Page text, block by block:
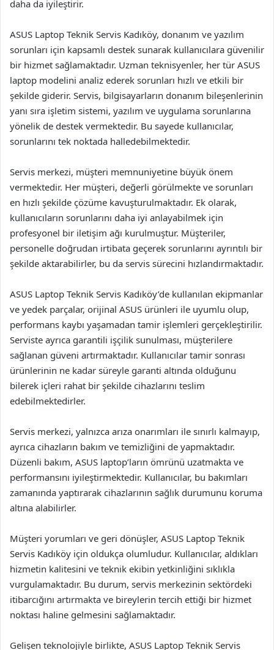
daha da iyileştirir.
ASUS Laptop Teknik Servis Kadıköy, donanım ve yazılım
sorunları için kapsamlı destek sunarak kullanıcılara güvenilir
bir hizmet sağlamaktadır. Uzman teknisyenler, her tür ASUS
laptop modelini analiz ederek sorunları hızlı ve etkili bir
şekilde giderir. Servis, bilgisayarların donanım bileşenlerinin
yanı sıra işletim sistemi, yazılım ve uygulama sorunlarına
yönelik de destek vermektedir. Bu sayede kullanıcılar,
sorunlarını tek noktada halledebilmektedir.
Servis merkezi, müşteri memnuniyetine büyük önem
vermektedir. Her müşteri, değerli görülmekte ve sorunları
en hızlı şekilde çözüme kavuşturulmaktadır. Ek olarak,
kullanıcıların sorunlarını daha iyi anlayabilmek için
profesyonel bir iletişim ağı kurulmuştur. Müşteriler,
personelle doğrudan irtibata geçerek sorunlarını ayrıntılı bir
şekilde aktarabilirler, bu da servis sürecini hızlandırmaktadır.
ASUS Laptop Teknik Servis Kadıköy’de kullanılan ekipmanlar
ve yedek parçalar, orijinal ASUS ürünleri ile uyumlu olup,
performans kaybı yaşamadan tamir işlemleri gerçekleştirilir.
Serviste ayrıca garantili işçilik sunulması, müşterilere
sağlanan güveni artırmaktadır. Kullanıcılar tamir sonrası
ürünlerinin ne kadar süreyle garanti altında olduğunu
bilerek içleri rahat bir şekilde cihazlarını teslim
edebilmektedirler.
Servis merkezi, yalnızca arıza onarımları ile sınırlı kalmayıp,
ayrıca cihazların bakım ve temizliğini de yapmaktadır.
Düzenli bakım, ASUS laptop’ların ömrünü uzatmakta ve
performansını iyileştirmektedir. Kullanıcılar, bu bakımları
zamanında yaptırarak cihazlarının sağlık durumunu koruma
altına alabilirler.
Müşteri yorumları ve geri dönüşler, ASUS Laptop Teknik
Servis Kadıköy için oldukça olumludur. Kullanıcılar, aldıkları
hizmetin kalitesini ve teknik ekibin yetkinliğini sıklıkla
vurgulamaktadır. Bu durum, servis merkezinin sektördeki
itibarcığını artırmakta ve bireylerin tercih ettiği bir hizmet
noktası haline gelmesini sağlamaktadır.
Gelişen teknolojiyle birlikte, ASUS Laptop Teknik Servis